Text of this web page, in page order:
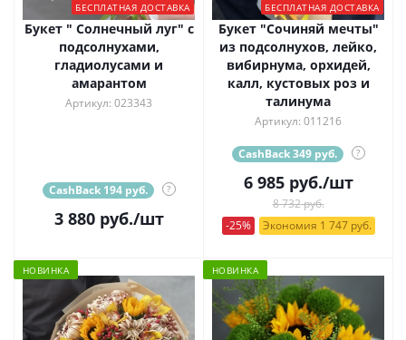
БЕСПЛАТНАЯ ДОСТАВКА
Букет " Солнечный луг" с
подсолнухами,
гладиолусами и
амарантом
Артикул: 023343
CashBack 194 руб. ?
3 880руб./шт
БЕСПЛАТНАЯ ДОСТАВКА
Букет "Сочиняй мечты"
из подсолнухов, лейко,
вибирнума, орхидей,
калл, кустовых роз и
талинума
Артикул: 011216
CashBack 349 руб. ?
6 985руб./шт
8 732 руб.
-25%
Экономия 1 747 руб.
НОВИНКА НОВИНКА